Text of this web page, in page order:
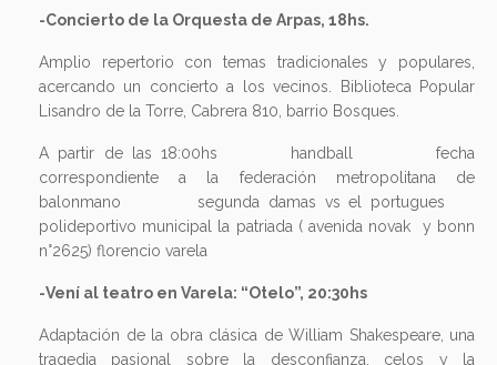
-Concierto de la Orquesta de Arpas, 18hs.
Amplio repertorio con temas tradicionales y populares,
acercando un concierto a los vecinos. Biblioteca Popular
Lisandro de la Torre, Cabrera 810, barrio Bosques.
A partir de las 18:00hs handball fecha
correspondiente a la federación metropolitana de
balonmano segunda damas vs el portugues
polideportivo municipal la patriada ( avenida novak y bonn
n°2625) florencio varela
-Vení al teatro en Varela: “Otelo”, 20:30hs
Adaptación de la obra clásica de William Shakespeare, una
tragedia pasional sobre la desconfianza, celos y la